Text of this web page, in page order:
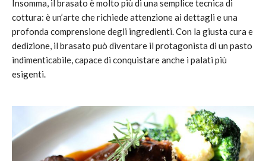
Insomma, il brasato è molto più di una semplice tecnica di
cottura: è un’arte che richiede attenzione ai dettagli e una
profonda comprensione degli ingredienti. Con la giusta cura e
dedizione, il brasato può diventare il protagonista di un pasto
indimenticabile, capace di conquistare anche i palati più
esigenti.